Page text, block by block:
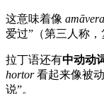
这意味着像
爱过”（第三人称
拉丁语还有中动动
hortor看起来像被
说”。